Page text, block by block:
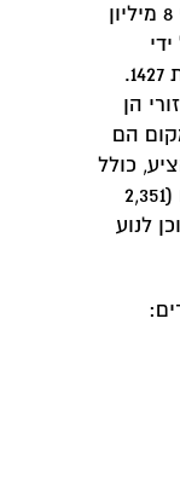
האיים האזורים נוצרו בערך לפני 8 מיליון
משלחתו של אנריקה הספן בשנת 1427.
הן
הם
כולל
הר הגעש הגבוה ביותר באי פיקו (2,351
לנוע